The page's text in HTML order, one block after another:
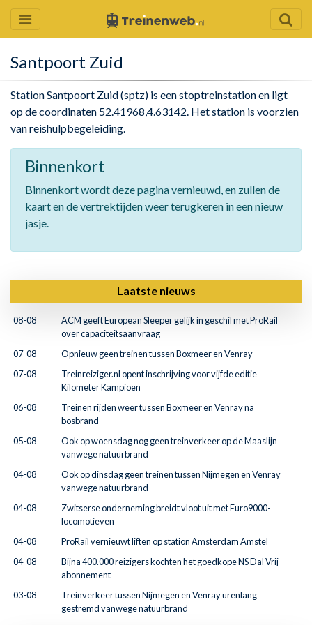
Santpoort Zuid
Station Santpoort Zuid (sptz) is een stoptreinstation en ligt
op de coordinaten 52.41968,4.63142. Het station is voorzien
van reishulpbegeleiding.
Binnenkort
Binnenkort wordt deze pagina vernieuwd, en zullen de
kaart en de vertrektijden weer terugkeren in een nieuw
jasje.
Laatste nieuws
08-08
ACM geeft European Sleeper gelijk in geschil met ProRail
over capaciteitsaanvraag
07-08
Opnieuw geen treinen tussen Boxmeer en Venray
07-08
Treinreiziger.nl opent inschrijving voor vijfde editie
Kilometer Kampioen
06-08
Treinen rijden weer tussen Boxmeer en Venray na
bosbrand
05-08
Ook op woensdag nog geen treinverkeer op de Maaslijn
vanwege natuurbrand
04-08
Ook op dinsdag geen treinen tussen Nijmegen en Venray
vanwege natuurbrand
04-08
Zwitserse onderneming breidt vloot uit met Euro9000-
locomotieven
04-08
ProRail vernieuwt liften op station Amsterdam Amstel
04-08
Bijna 400.000 reizigers kochten het goedkope NS Dal Vrij-
abonnement
03-08
Treinverkeer tussen Nijmegen en Venray urenlang
gestremd vanwege natuurbrand